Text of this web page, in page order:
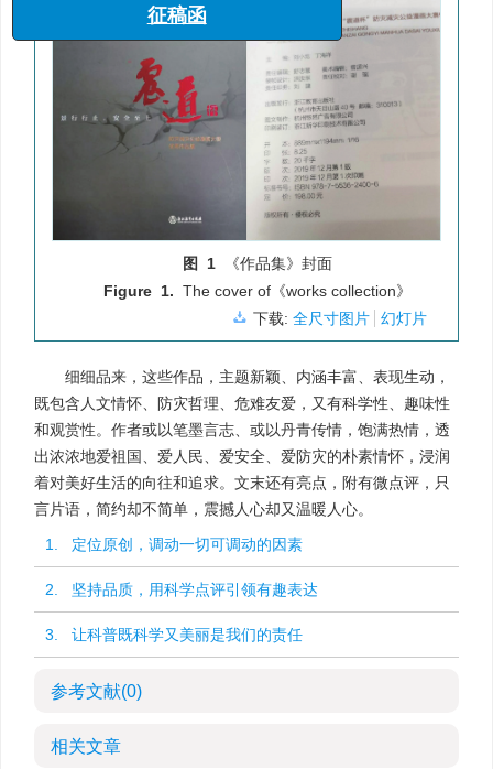
图 1
《作品集》封面
Figure 1. The cover of《works collection》
下载: 全尺寸图片 幻灯片
细细品来，这些作品，主题新颖、内涵丰富、表现生动，
既包含人文情怀、防灾哲理、危难友爱，又有科学性、趣味性
和观赏性。作者或以笔墨言志、或以丹青传情，饱满热情，透
出浓浓地爱祖国、爱人民、爱安全、爱防灾的朴素情怀，浸润
着对美好生活的向往和追求。文末还有亮点，附有微点评，只
言片语，简约却不简单，震撼人心却又温暖人心。
1. 定位原创，调动一切可调动的因素
2. 坚持品质，用科学点评引领有趣表达
3. 让科普既科学又美丽是我们的责任
参考文献(0)
相关文章
“海洋工程与地震科学进展”专栏
征稿函